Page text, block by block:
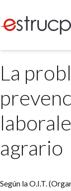
SERVICIOS
Higiene y Seguridad
Medio Ambiente
Legislación
NOVEDADES
INGRESAR
Portal de
Matriz
La
agrario
Según la O.I.T.